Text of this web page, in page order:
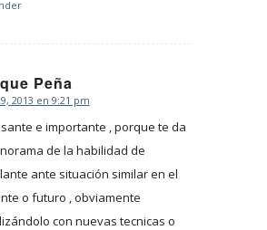
Peña
2013 en 9:21 pm
e importante , porque te da
de la habilidad de
ante situación similar en el
o futuro , obviamente
con nuevas tecnicas o